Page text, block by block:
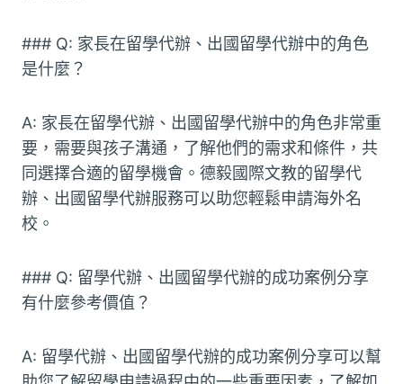
### Q: 家長在留學代辦、出國留學代辦中的角色
是什麼？
A: 家長在留學代辦、出國留學代辦中的角色非常重
要，需要與孩子溝通，了解他們的需求和條件，共
同選擇合適的留學機會。德毅國際文教的留學代
辦、出國留學代辦服務可以助您輕鬆申請海外名
校。
### Q: 留學代辦、出國留學代辦的成功案例分享
有什麼參考價值？
A: 留學代辦、出國留學代辦的成功案例分享可以幫